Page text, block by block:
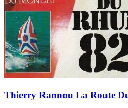
Thierry Rannou La Route